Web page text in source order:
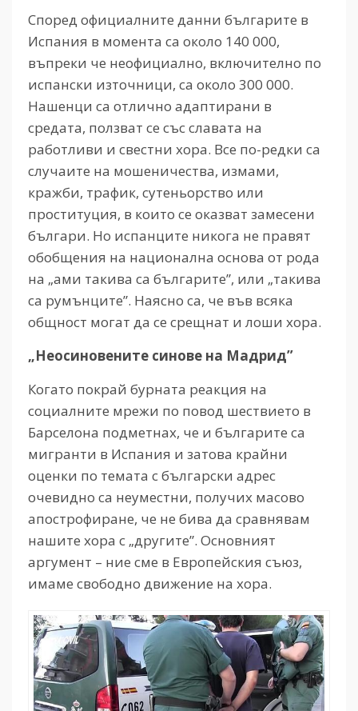
Според официалните данни българите в
Испания в момента са около 140 000,
въпреки че неофициално, включително по
испански източници, са около 300 000.
Нашенци са отлично адаптирани в
средата, ползват се със славата на
работливи и свестни хора. Все по-редки са
случаите на мошеничества, измами,
кражби, трафик, сутеньорство или
проституция, в които се оказват замесени
българи. Но испанците никога не правят
обобщения на национална основа от рода
на „ами такива са българите”, или „такива
са румънците”. Наясно са, че във всяка
общност могат да се срещнат и лоши хора.
„Неосиновените синове на Мадрид”
Когато покрай бурната реакция на
социалните мрежи по повод шествието в
Барселона подметнах, че и българите са
мигранти в Испания и затова крайни
оценки по темата с български адрес
очевидно са неуместни, получих масово
апострофиране, че не бива да сравнявам
нашите хора с „другите”. Основният
аргумент – ние сме в Европейския съюз,
имаме свободно движение на хора.